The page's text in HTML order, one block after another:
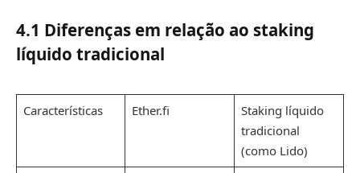
4.1 Diferenças em relação ao staking
líquido tradicional
Características Ether.fi
Staking líquido
tradicional
(como Lido)